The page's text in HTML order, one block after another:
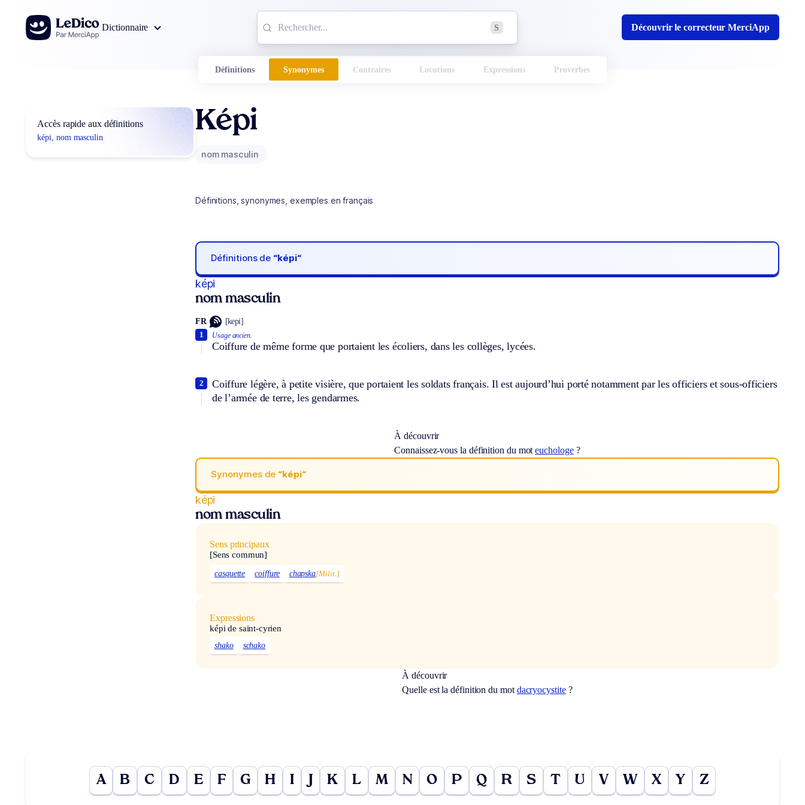
Aller au contenu
Dictionnaire
S Découvrir le correcteur MerciApp
Définitions Synonymes Contraires Locutions Expressions Proverbes
Accès rapide aux définitions
képi, nom masculin
Képi
nom masculin
Définitions, synonymes, exemples en français
Définitions de “képi“
képi
nom masculin
FR [kepi]
Usage ancien.
Coiffure de même forme que portaient les écoliers, dans les collèges, lycées.
1
Coiffure légère, à petite visière, que portaient les soldats français. Il est aujourd’hui porté notamment par les officiers et sous-officiers
de l’armée de terre, les gendarmes.
2
À découvrir
Connaissez-vous la définition du moteuchologe?
Synonymes de “képi“
képi
nom masculin
Sens principaux
[Sens commun]
casquette coiffure chapska[Milit.]
Expressions
képi de saint-cyrien
shako schako
À découvrir
Quelle est la définition du mot dacryocystite?
A B C D E F G H I J K L M N O P Q R S T U V W X Y Z